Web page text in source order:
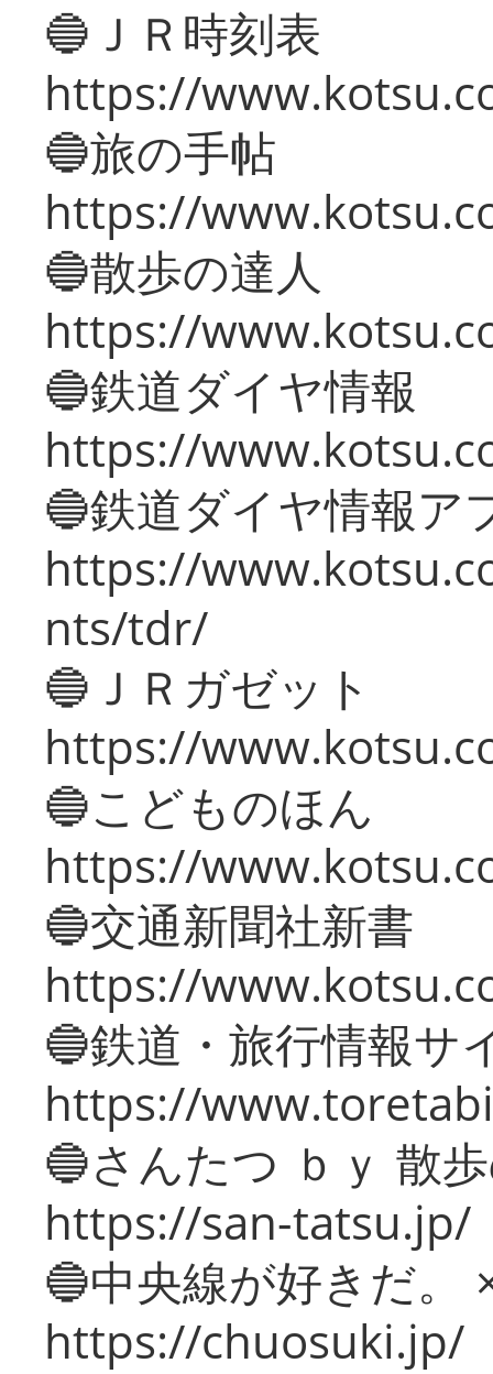
🔵ＪＲ時刻表
https://
🔵旅の手帖
https://
🔵散歩の達人
https://
🔵鉄道ダイヤ情報
https://
🔵鉄道ダイヤ情報ア
https://
nts/tdr/
🔵ＪＲガゼット
https://
🔵こどものほん
https://
🔵交通新聞社新書
https://
🔵鉄道・旅行情報サ
https://
🔵さんたつ ｂｙ 散
https://san-tatsu.jp/
🔵中央線が好きだ。
https://chuosuki.jp/